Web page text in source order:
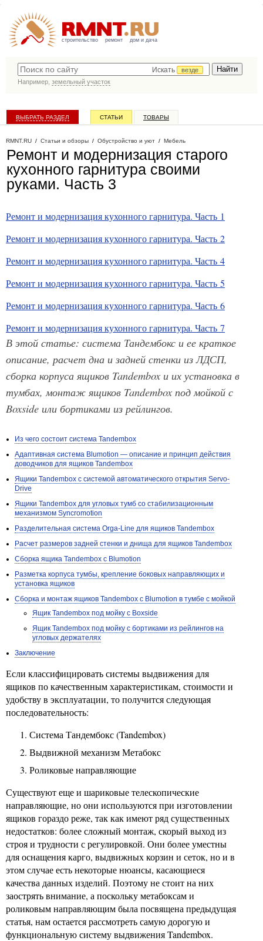
строительство ремонт дом и дача
Искать
везде
Например, земельный участок
ВЫБРАТЬ РАЗДЕЛ СТАТЬИ ТОВАРЫ
RMNT.RU / Статьи и обзоры / Обустройство и уют / Мебель
Ремонт и модернизация старого
кухонного гарнитура своими
руками. Часть 3
Ремонт и модернизация кухонного гарнитура. Часть 1
Ремонт и модернизация кухонного гарнитура. Часть 2
Ремонт и модернизация кухонного гарнитура. Часть 4
Ремонт и модернизация кухонного гарнитура. Часть 5
Ремонт и модернизация кухонного гарнитура. Часть 6
Ремонт и модернизация кухонного гарнитура. Часть 7
В этой статье: система Тандембокс и ее краткое
описание, расчет дна и задней стенки из ЛДСП,
сборка корпуса ящиков Tandembox и их установка в
тумбах, монтаж ящиков Tandembox под мойкой с
Boxside или бортиками из рейлингов.
Из чего состоит система Tandembox
Адаптивная система Blumotion — описание и принцип действия
доводчиков для ящиков Tandembox
Ящики Tandembox с системой автоматического открытия Servo-
Drive
Ящики Tandembox для угловых тумб со стабилизационным
механизмом Syncromotion
Разделительная система Orga-Line для ящиков Tandembox
Расчет размеров задней стенки и днища для ящиков Tandembox
Сборка ящика Tandembox с Blumotion
Разметка корпуса тумбы, крепление боковых направляющих и
установка ящиков
Сборка и монтаж ящиков Tandembox с Blumotion в тумбе с мойкой
Ящик Tandembox под мойку с Boxside
Ящик Tandembox под мойку с бортиками из рейлингов на
угловых держателях
Заключение
Если классифицировать системы выдвижения для
ящиков по качественным характеристикам, стоимости и
удобству в эксплуатации, то получится следующая
последовательность:
Система Тандембокс (Tandembox)
Выдвижной механизм Метабокс
Роликовые направляющие
Существуют еще и шариковые телескопические
направляющие, но они используются при изготовлении
ящиков гораздо реже, так как имеют ряд существенных
недостатков: более сложный монтаж, скорый выход из
строя и трудности с регулировкой. Они более уместны
для оснащения карго, выдвижных корзин и сеток, но и в
этом случае есть некоторые нюансы, касающиеся
качества данных изделий. Поэтому не стоит на них
заострять внимание, а поскольку метабоксам и
роликовым направляющим была посвящена предыдущая
статья, нам остается рассмотреть самую дорогую и
функциональную систему выдвижения Tandembox.